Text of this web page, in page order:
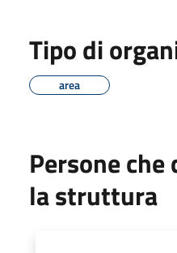
Tipo di
area
Persone
la struttura